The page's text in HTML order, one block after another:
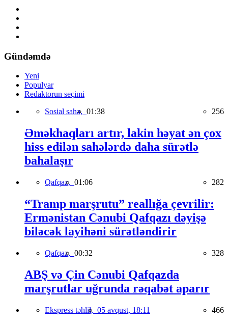
Gündəmdə
Yeni
Populyar
Redaktorun seçimi
Sosial sahə, 01:38 256
Əməkhaqları artır, lakin həyat ən çox
hiss edilən sahələrdə daha sürətlə
bahalaşır
Qafqaz, 01:06 282
“Tramp marşrutu” reallığa çevrilir:
Ermənistan Cənubi Qafqazı dəyişə
biləcək layihəni sürətləndirir
Qafqaz, 00:32 328
ABŞ və Çin Cənubi Qafqazda
marşrutlar uğrunda rəqabət aparır
Ekspress təhlil, 05 avqust, 18:11 466